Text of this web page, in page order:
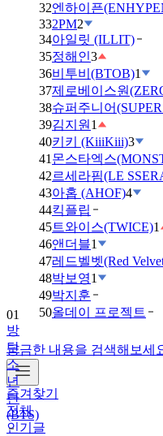
32엔하이픈
332PM2
34아일릿 (ILLIT)
35정해인3
36비투비(BTOB)1
37제로베이스원
38슈퍼주니어
39김지원 1
40키키 (KiiiKiii)3
41 몬스타엑스
42르세라핌(LE
43아홉 (AHOF)4
44킥플립
45트와이스(TWICE)1
46앤더블1
47레드벨벳(Red
48박보영1
49박지훈
50올데이 프로젝트
궁금한 내용을 검색해보세
즐겨찾기
전체
인기글
01
방
탄
소
년
단
(BTS)